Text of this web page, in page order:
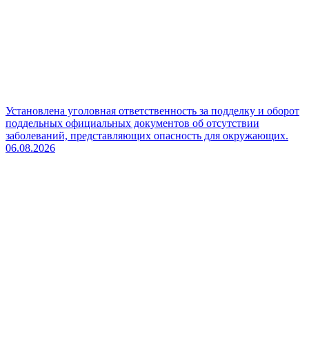
Установлена уголовная ответственность за подделку и оборот
поддельных официальных документов об отсутствии
заболеваний, представляющих опасность для окружающих.
06.08.2026